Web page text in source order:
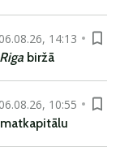
06.08.26, 14:13
biržā
06.08.26, 10:55